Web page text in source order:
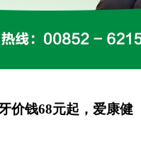
价钱68元起，爱康健